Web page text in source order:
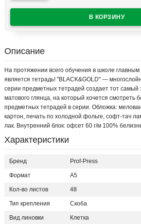
Описание
На протяжении всего обучения в школе
является тетрадь! "BLACK&GOLD" —
серии предметных тетрадей создает тот
матового глянца, на который хочется смотреть
предметных тетрадей в серии. Обложка:
картон, печать по холодной фольге, софт-тач
лак. Внутренний блок: офсет 60 г/м 100%
Характеристики
Бренд Prof-Press
Формат А5
Кол-во листов 48
Тип крепления Скоба
Вид линовки Клетка